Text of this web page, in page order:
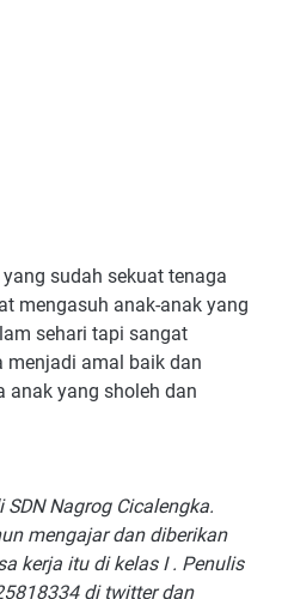
sudah sekuat tenaga
mengasuh anak-anak yang
sehari tapi sangat
menjadi amal baik dan
anak yang sholeh dan
Nagrog Cicalengka.
mengajar dan diberikan
kerja itu di kelas I . Penulis
di twitter dan